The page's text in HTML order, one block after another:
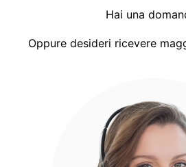
Hai una
Oppure desideri ricevere